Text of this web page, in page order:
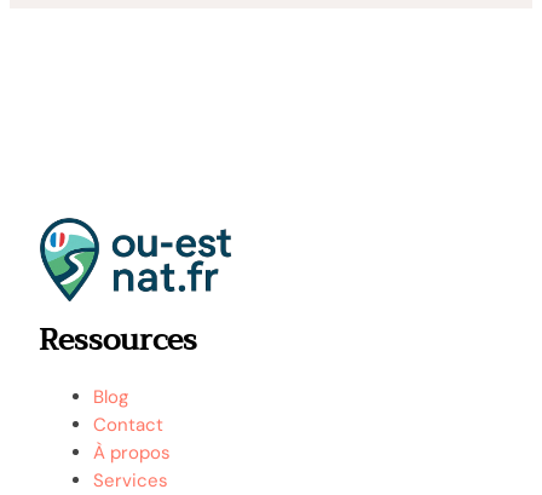
Ressources
Blog
Contact
À propos
Services